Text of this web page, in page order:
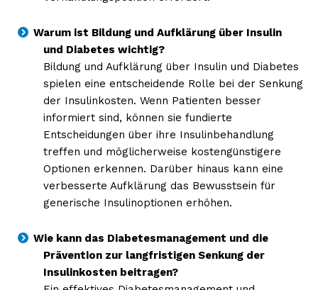
Warum ist Bildung und Aufklärung über Insulin
und Diabetes wichtig?
Bildung und Aufklärung über Insulin und Diabetes
spielen eine entscheidende Rolle bei der Senkung
der Insulinkosten. Wenn Patienten besser
informiert sind, können sie fundierte
Entscheidungen über ihre Insulinbehandlung
treffen und möglicherweise kostengünstigere
Optionen erkennen. Darüber hinaus kann eine
verbesserte Aufklärung das Bewusstsein für
generische Insulinoptionen erhöhen.
Wie kann das Diabetesmanagement und die
Prävention zur langfristigen Senkung der
Insulinkosten beitragen?